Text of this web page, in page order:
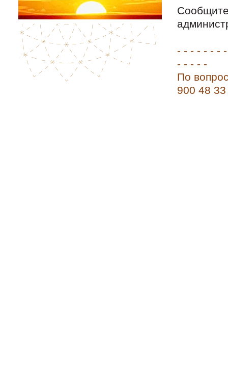
- - - - - - -
- - - - -
По
900 48